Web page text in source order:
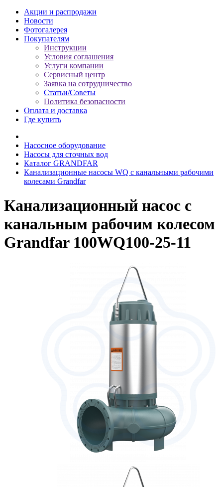
Акции и распродажи
Новости
Фотогалерея
Покупателям
Инструкции
Условия соглашения
Услуги компании
Сервисный центр
Заявка на сотрудничество
Статьи/Советы
Политика безопасности
Оплата и доставка
Где купить
Насосное оборудование
Насосы для сточных вод
Каталог GRANDFAR
Канализационные насосы WQ с канальными рабочими
колесами Grandfar
Канализационный насос с
канальным рабочим колесом
Grandfar 100WQ100-25-11